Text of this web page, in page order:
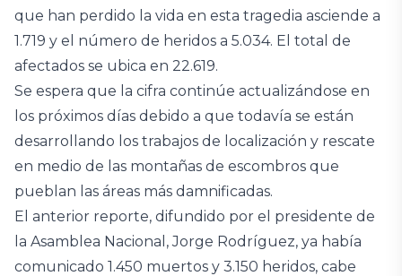
que han perdido la vida en esta tragedia asciende a
1.719 y el número de heridos a 5.034. El total de
afectados se ubica en 22.619.
Se espera que la cifra continúe actualizándose en
los próximos días debido a que todavía se están
desarrollando los trabajos de localización y rescate
en medio de las montañas de escombros que
pueblan las áreas más damnificadas.
El anterior reporte, difundido por el presidente de
la Asamblea Nacional, Jorge Rodríguez, ya había
comunicado 1.450 muertos y 3.150 heridos, cabe